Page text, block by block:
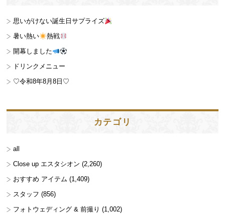
思いがけない誕生日サプライズ
暑い熱い
熱戦
開幕しました
ドリンクメニュー
♡令和8年8月8日♡
カテゴリ
all
Close up エスタシオン (2,260)
おすすめ アイテム (1,409)
スタッフ (856)
フォトウェディング & 前撮り (1,002)